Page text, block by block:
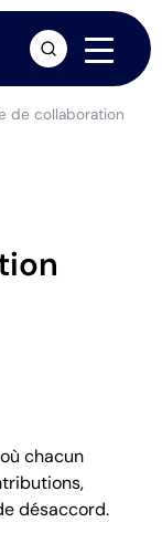
de collaboration
chacun
désaccord.
arrow_forward